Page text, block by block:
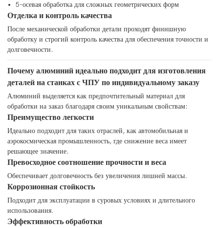
5-осевая обработка для сложных геометрических форм
Отделка и контроль качества
После механической обработки детали проходят финишную
обработку и строгий контроль качества для обеспечения точности и
долговечности.
Почему алюминий идеально подходит для изготовления
деталей на станках с ЧПУ по индивидуальному заказу
Алюминий выделяется как предпочтительный материал для
обработки на заказ благодаря своим уникальным свойствам:
Преимущество легкости
Идеально подходит для таких отраслей, как автомобильная и
аэрокосмическая промышленность, где снижение веса имеет
решающее значение.
Превосходное соотношение прочности и веса
Обеспечивает долговечность без увеличения лишней массы.
Коррозионная стойкость
Подходит для эксплуатации в суровых условиях и длительного
использования.
Эффективность обработки